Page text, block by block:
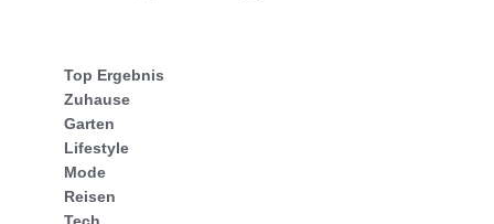
Top Ergebnis
Zuhause
Garten
Lifestyle
Mode
Reisen
Tech